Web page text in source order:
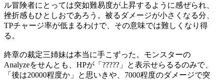
ル冒険者にとっては突如難易度が上昇するように感ぜられ、
挫折感もひとしおであろう。被るダメージが小さくなる分、
TPチャージ率が低まるわけで、その意味では難しくなり得
る。
終章の裁定三姉妹は本当に手こずった。モンスターの
Analyzeをせんとも、HPが「?????」と表示せらるるのみで、
「後は20000程度か」と思いきや、7000程度のダメージで突